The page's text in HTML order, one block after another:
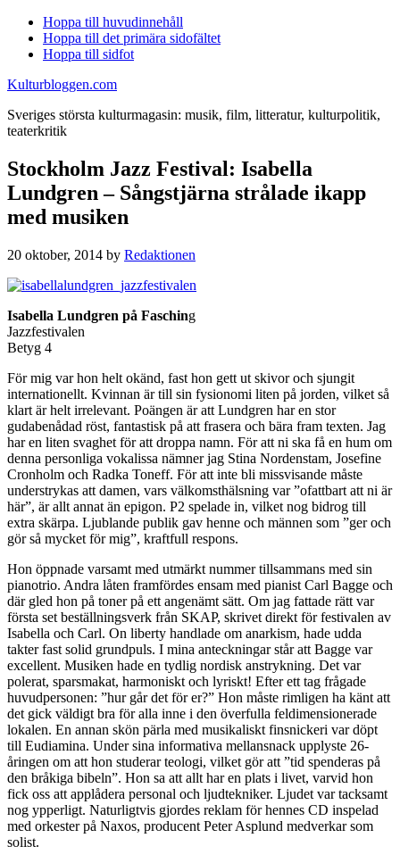
Hoppa till huvudinnehåll
Hoppa till det primära sidofältet
Hoppa till sidfot
Kulturbloggen.com
Sveriges största kulturmagasin: musik, film, litteratur, kulturpolitik,
teaterkritik
Stockholm Jazz Festival: Isabella
Lundgren – Sångstjärna strålade ikapp
med musiken
20 oktober, 2014 by Redaktionen
Isabella Lundgren på Fasching
Jazzfestivalen
Betyg 4
För mig var hon helt okänd, fast hon gett ut skivor och sjungit
internationellt. Kvinnan är till sin fysionomi liten på jorden, vilket så
klart är helt irrelevant. Poängen är att Lundgren har en stor
gudabenådad röst, fantastisk på att frasera och bära fram texten. Jag
har en liten svaghet för att droppa namn. För att ni ska få en hum om
denna personliga vokalissa nämner jag Stina Nordenstam, Josefine
Cronholm och Radka Toneff. För att inte bli missvisande måste
understrykas att damen, vars välkomsthälsning var ”ofattbart att ni är
här”, är allt annat än epigon. P2 spelade in, vilket nog bidrog till
extra skärpa. Ljublande publik gav henne och männen som ”ger och
gör så mycket för mig”, kraftfull respons.
Hon öppnade varsamt med utmärkt nummer tillsammans med sin
pianotrio. Andra låten framfördes ensam med pianist Carl Bagge och
där gled hon på toner på ett angenämt sätt. Om jag fattade rätt var
första set beställningsverk från SKAP, skrivet direkt för festivalen av
Isabella och Carl. On liberty handlade om anarkism, hade udda
takter fast solid grundpuls. I mina anteckningar står att Bagge var
excellent. Musiken hade en tydlig nordisk anstrykning. Det var
polerat, sparsmakat, harmoniskt och lyriskt! Efter ett tag frågade
huvudpersonen: ”hur går det för er?” Hon måste rimligen ha känt att
det gick väldigt bra för alla inne i den överfulla feldimensionerade
lokalen. En annan skön pärla med musikaliskt finsnickeri var döpt
till Eudiamina. Under sina informativa mellansnack upplyste 26-
åringen om att hon studerar teologi, vilket gör att ”tid spenderas på
den bråkiga bibeln”. Hon sa att allt har en plats i livet, varvid hon
fick oss att applådera personal och ljudtekniker. Ljudet var tacksamt
nog ypperligt. Naturligtvis gjordes reklam för hennes CD inspelad
med orkester på Naxos, producent Peter Asplund medverkar som
solist.